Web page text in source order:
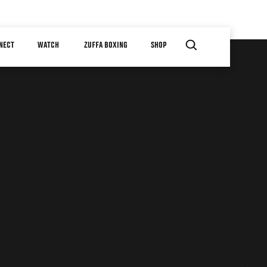
WATCH ZUFFA BOXING SHOP